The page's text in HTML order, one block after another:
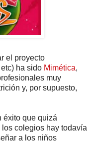
el proyecto
ha sido Mimética,
muy
y, por supuesto,
éxito que quizá
colegios hay todavía
a los niños